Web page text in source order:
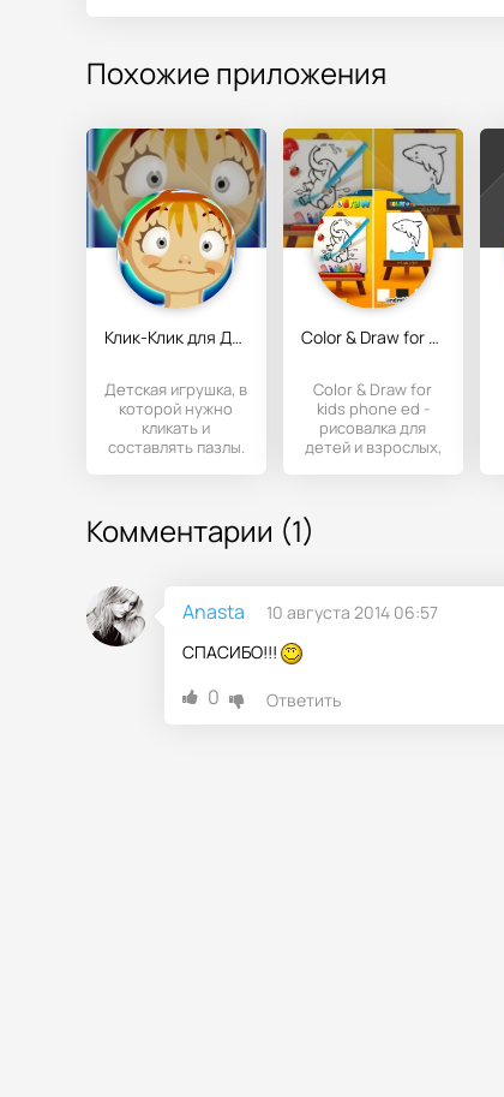
Похожие приложения
Клик-Клик для Детей / Click-Click for Children
Детская игрушка, в
которой нужно
кликать и
составлять пазлы.
Color & Draw for kids phone ed
Color & Draw for
kids phone ed -
рисовалка для
детей и взрослых,
Комментарии (1)
Anasta
10 августа 2014 06:57
СПАСИБО!!!
0 Ответить